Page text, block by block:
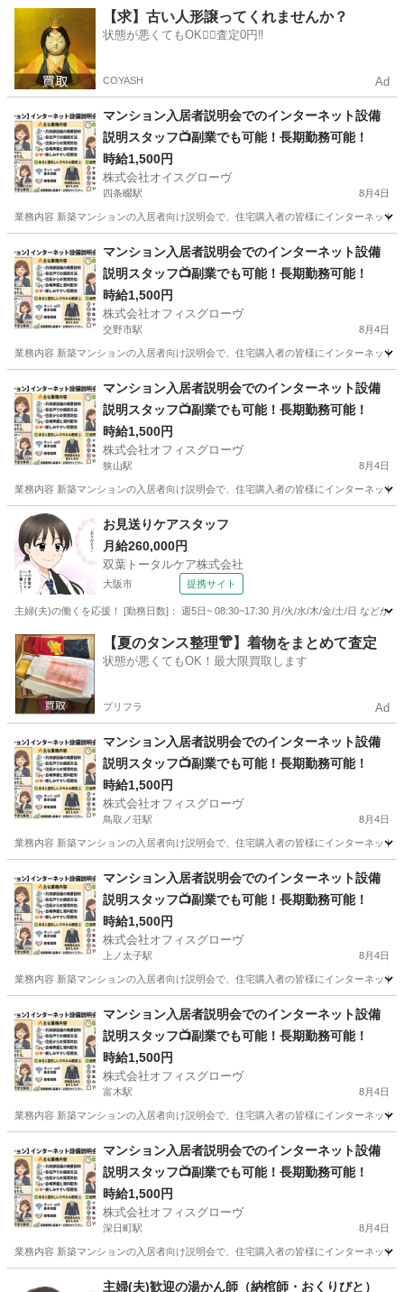
和泉砂川駅 接客 スタッフ
【求】古い人形譲ってくれませんか？
状態が悪くてもOK🙆‍♀️査定0円‼️
COYASH Ad
マンション入居者説明会でのインターネット設備
説明スタッフ📺副業でも可能！長期勤務可能！
時給1,500円
株式会社オイスグローヴ
四条畷駅 8月4日
業務内容 新築マンションの入居者向け説明会で、住宅購入者の皆様にインターネッ
接客 スタッフ
マンション入居者説明会でのインターネット設備
説明スタッフ📺副業でも可能！長期勤務可能！
時給1,500円
株式会社オフィスグローヴ
交野市駅 8月4日
業務内容 新築マンションの入居者向け説明会で、住宅購入者の皆様にインターネッ
接客 スタッフ
マンション入居者説明会でのインターネット設備
説明スタッフ📺副業でも可能！長期勤務可能！
時給1,500円
株式会社オフィスグローヴ
狭山駅 8月4日
業務内容 新築マンションの入居者向け説明会で、住宅購入者の皆様にインターネッ
大阪 大阪狭山市 狭山駅 接客
お見送りケアスタッフ
月給260,000円
双葉トータルケア株式会社
大阪市 提携サイト
主婦(夫)の働くを応援！ [勤務日数]： 週5日~ 08:30~17:30 月/火/水/木/金/土/日 などか
大阪 大阪市 フロント
【夏のタンス整理👘】着物をまとめて査定
状態が悪くてもOK！最大限買取します
プリフラ Ad
マンション入居者説明会でのインターネット設備
説明スタッフ📺副業でも可能！長期勤務可能！
時給1,500円
株式会社オフィスグローヴ
鳥取ノ荘駅 8月4日
業務内容 新築マンションの入居者向け説明会で、住宅購入者の皆様にインターネッ
接客 スタッフ
マンション入居者説明会でのインターネット設備
説明スタッフ📺副業でも可能！長期勤務可能！
時給1,500円
株式会社オフィスグローヴ
上ノ太子駅 8月4日
業務内容 新築マンションの入居者向け説明会で、住宅購入者の皆様にインターネッ
上ノ太子駅 接客 スタッフ
マンション入居者説明会でのインターネット設備
説明スタッフ📺副業でも可能！長期勤務可能！
時給1,500円
株式会社オフィスグローヴ
富木駅 8月4日
業務内容 新築マンションの入居者向け説明会で、住宅購入者の皆様にインターネッ
接客 スタッフ
マンション入居者説明会でのインターネット設備
説明スタッフ📺副業でも可能！長期勤務可能！
時給1,500円
株式会社オフィスグローヴ
深日町駅 8月4日
業務内容 新築マンションの入居者向け説明会で、住宅購入者の皆様にインターネッ
深日町駅 接客 スタッフ
主婦(夫)歓迎の湯かん師（納棺師・おくりびと）